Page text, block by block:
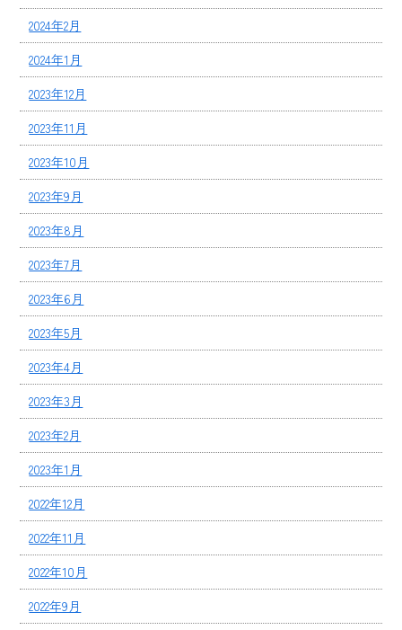
2024年2月
2024年1月
2023年12月
2023年11月
2023年10月
2023年9月
2023年8月
2023年7月
2023年6月
2023年5月
2023年4月
2023年3月
2023年2月
2023年1月
2022年12月
2022年11月
2022年10月
2022年9月